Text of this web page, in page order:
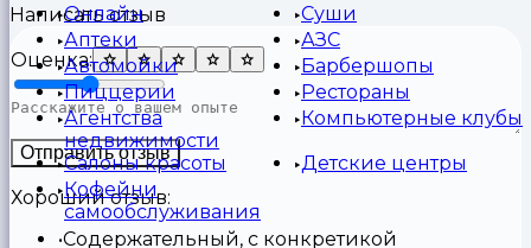
Онлайн
Суши
Аптеки
АЗС
Автомойки
Барбершопы
Пиццерии
Рестораны
Агентства
недвижимости
Компьютерные клубы
Салоны красоты
Детские центры
Кофейни
самообслуживания
Написать отзыв
Оценка:
Отправить отзыв
Хороший отзыв:
Содержательный, с конкретикой